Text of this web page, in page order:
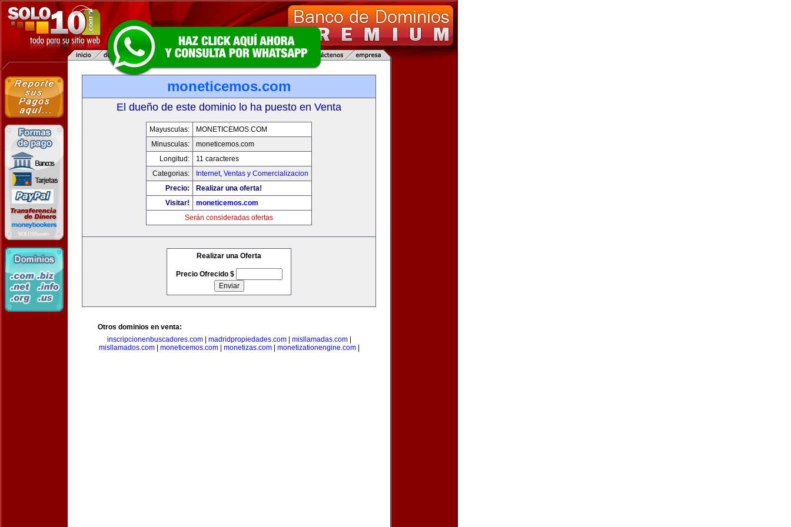
moneticemos.com
El dueño de este dominio lo ha puesto en Venta
Mayusculas:
MONETICEMOS.COM
Minusculas:
moneticemos.com
Longitud:
11 caracteres
Categorias:
Internet, Ventas y Comercializacion
Precio:
Realizar una oferta!
Visitar!
moneticemos.com
Serán consideradas ofertas
Realizar una Oferta
Precio Ofrecido $
Otros dominios en venta:
inscripcionenbuscadores.com| madridpropiedades.com| misllamadas.com|
misllamados.com| moneticemos.com| monetizas.com| monetizationengine.com|